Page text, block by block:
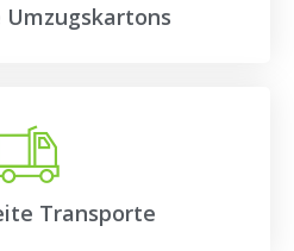
Umzugskartons
Transporte